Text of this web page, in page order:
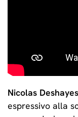
Nicolas Deshayes
espressivo alla